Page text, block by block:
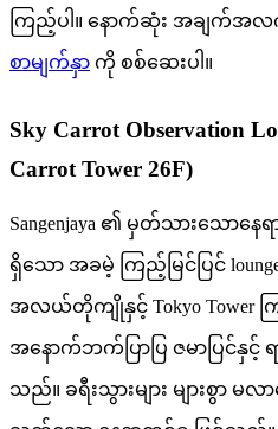
ကြည့်ပါ။ နောက်ဆုံး အချက်အ
စာမျက်နှာ ကို စစ်ဆေးပါ။
Sky Carrot Observation
Carrot Tower 26F)
Sangenjaya ၏ မှတ်သားသောနေ
ရှိသော အခမဲ့ ကြည့်မြင်ပြင်
အလယ်တိုကျိုနှင့် Tokyo Tower
အနောက်ဘက်ပြာပြ ဇမာပြင်နှင့်
သည်။ ခရီးသွားများ များစွာ